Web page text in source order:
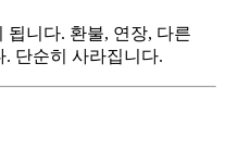
됩니다. 환불, 연장, 다른
단순히 사라집니다.